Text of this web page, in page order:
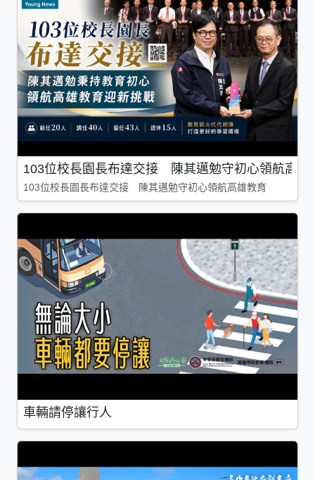
103位校長園長布達交接 陳其邁勉守初心領航高雄
103位校長園長布達交接 陳其邁勉守初心領航高雄教育
車輛請停讓行人